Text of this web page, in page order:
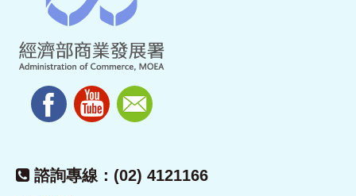
諮詢專線：(02) 4121166